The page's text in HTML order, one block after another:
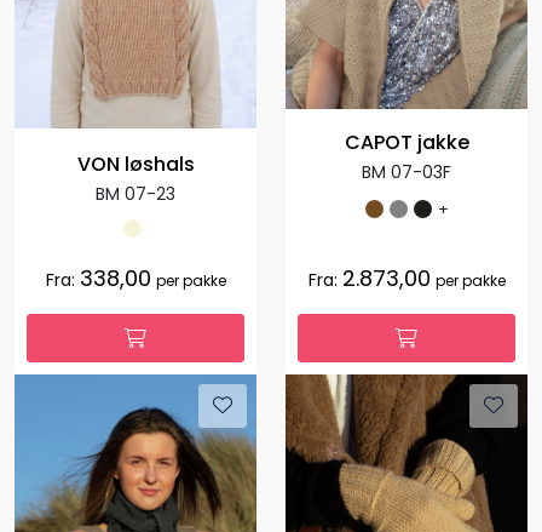
VON løshals
BM 07-23
Fra: 338,00 per pakke
CAPOT jakke
BM 07-03F
+
Fra: 2.873,00 per pakke